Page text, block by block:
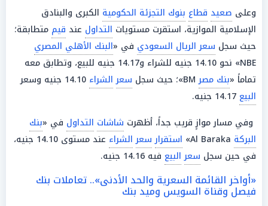
وعلى صعيد قطاع بنوك التجزئة الحكومية الكبرى والبنادق
الإسلامية الموازية، استقرت مستويات التداول عند قيم متطابقة؛
حيث سجل سعر الريال السعودي في «البنك الأهلي المصري
NBE» نحو 14.10 جنيه للشراء و14.17 جنيه للبيع، وتطابق معه
تماماً «بنك مصرBM»؛ حيث سجل سعر الشراء
البيع
وفي مسار موازٍ قريب جداً، أظهرت شاشات التداول في «بنك
البركة
استقرار سعر الشراء
عند مستوى 14.10 جنيه،
في حين سجل سعر البيع فيه 14.16 جنيه.
«أواخر القائمة السعرية والحد الأدنى».. تعاملات بنك
فيصل وقناة السويس وميد بنك